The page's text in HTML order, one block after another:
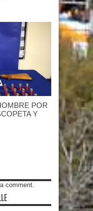
POR
Y
comment.